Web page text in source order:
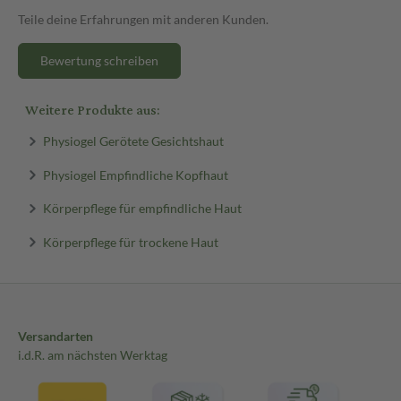
Teile deine Erfahrungen mit anderen Kunden.
Bewertung schreiben
Weitere Produkte aus:
Physiogel Gerötete Gesichtshaut
Physiogel Empfindliche Kopfhaut
Körperpflege für empfindliche Haut
Körperpflege für trockene Haut
Versandarten
i.d.R. am nächsten Werktag